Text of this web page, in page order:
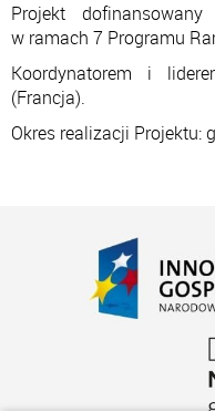
Projekt
w ramach 7 Programu
Koordynatorem i
(Francja).
Okres realizacji Projektu: